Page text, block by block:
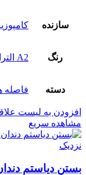
سازنده
رنگ A2 الترادنت
دسته فاصله
افزودن به لیست
مشاهده سریع
نزدیک
بستن دیاستم دندان